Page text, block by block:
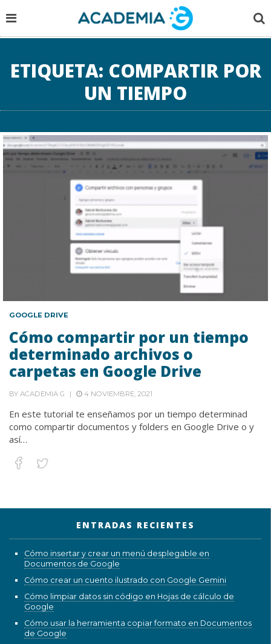
ETIQUETA: COMPARTIR POR
UN TIEMPO
GOOGLE DRIVE
Cómo compartir por un tiempo
determinado archivos o
carpetas en Google Drive
BY ACADEMIA G 4 NOVIEMBRE, 2021
En este tutorial te enseñamos por un tiempo determinad
como compartir documentos y folders en Google Drive o y
así…
ENTRADAS RECIENTES
Cómo insertar y crear un menú desplegable en
Documentos de Google
Cómo crear un cuento ilustrado con Google Gemini
Cómo limpiar datos sin código en Hojas de cálculo de
Google
Cómo usar la herramienta copiar formato en Documentos
de Google